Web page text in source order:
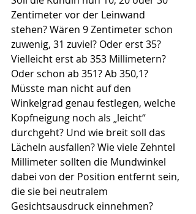
Zentimeter vor der Leinwand
stehen? Wären 9 Zentimeter schon
zuwenig, 31 zuviel? Oder erst 35?
Vielleicht erst ab 353 Millimetern?
Oder schon ab 351? Ab 350,1?
Müsste man nicht auf den
Winkelgrad genau festlegen, welche
Kopfneigung noch als „leicht“
durchgeht? Und wie breit soll das
Lächeln ausfallen? Wie viele Zehntel
Millimeter sollten die Mundwinkel
dabei von der Position entfernt sein,
die sie bei neutralem
Gesichtsausdruck einnehmen?